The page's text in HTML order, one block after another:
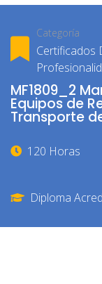
Categoría
Certificados
MF1809_2
Equipos de
Transporte
120 Horas
Diploma